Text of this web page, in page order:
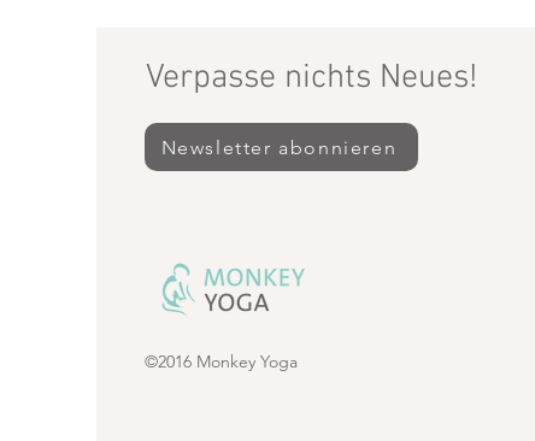
Verpasse nichts Neues!
Newsletter abonnieren
©2016 Monkey Yoga